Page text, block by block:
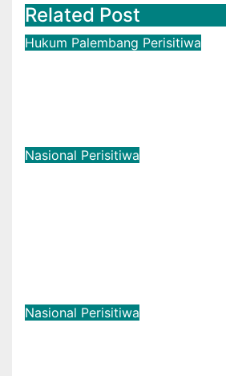
Related Post
Hukum Palembang Perisitiwa
Nasional Perisitiwa
Nasional Perisitiwa